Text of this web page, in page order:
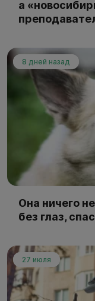
а
8 дней назад
Она ничего
без глаз,
27 июля